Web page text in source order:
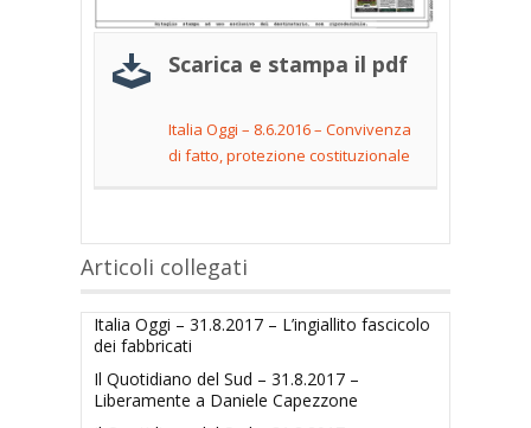
Scarica e stampa il pdf
Italia Oggi – 8.6.2016 – Convivenza
di fatto, protezione costituzionale
Articoli collegati
Italia Oggi – 31.8.2017 – L’ingiallito fascicolo
dei fabbricati
Il Quotidiano del Sud – 31.8.2017 –
Liberamente a Daniele Capezzone